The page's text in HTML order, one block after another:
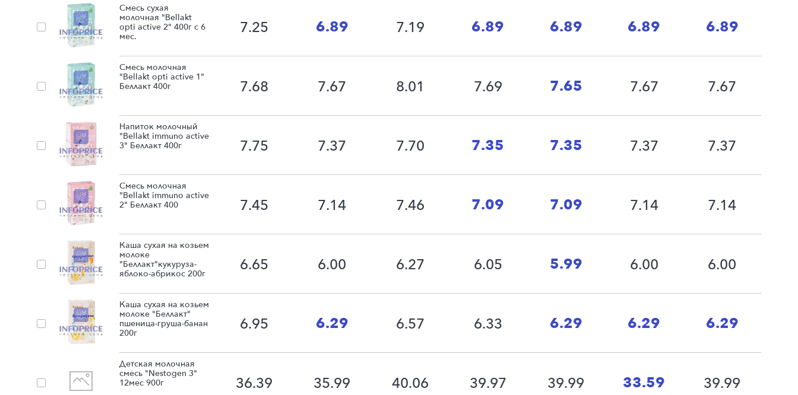
Смесь сухая
молочная "Bellakt
opti active 2" 400г с 6
мес.
Смесь молочная
"Bellakt opti active 1"
Беллакт 400г
Напиток молочный
"Bellakt immuno active
3" Беллакт 400г
Смесь молочная
"Bellakt immuno active
2" Беллакт 400
Каша сухая на козьем
молоке
"Беллакт"кукуруза-
яблоко-абрикос 200г
Каша сухая на козьем
молоке "Беллакт"
пшеница-груша-банан
200г
Детская молочная
смесь "Nestogen 3"
12мес 900г
7.25
7.68
7.75
7.45
6.65
6.95
36.39
6.89
7.67
7.37
7.14
6.00
6.29
35.99
7.19
8.01
7.70
7.46
6.27
6.57
40.06
6.89
7.69
7.35
7.09
6.05
6.33
39.97
6.89
7.65
7.35
7.09
5.99
6.29
39.99
6.89
7.67
7.37
7.14
6.00
6.29
33.59
6.89
7.67
7.37
7.14
6.00
6.29
39.99